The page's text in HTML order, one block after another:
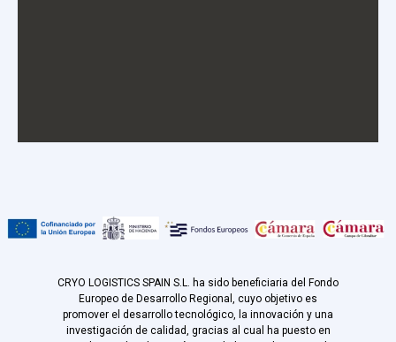
CRYO LOGISTICS SPAIN S.L. ha sido beneficiaria del Fondo
Europeo de Desarrollo Regional, cuyo objetivo es
promover el desarrollo tecnológico, la innovación y una
investigación de calidad, gracias al cual ha puesto en